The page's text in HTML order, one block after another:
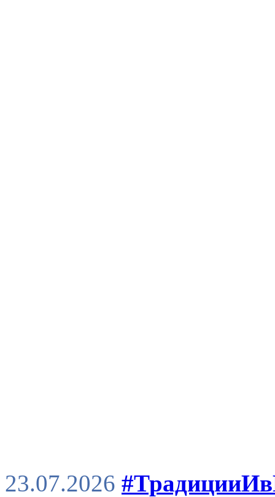
23.07.2026